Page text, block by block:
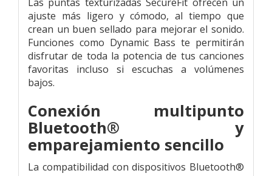
ajuste más ligero y cómodo, al tiempo que
crean un buen sellado para mejorar el sonido.
Funciones como Dynamic Bass te permitirán
disfrutar de toda la potencia de tus canciones
favoritas incluso si escuchas a volúmenes
bajos.
Conexión multipunto
Bluetooth® y
emparejamiento sencillo
La compatibilidad con dispositivos Bluetooth®